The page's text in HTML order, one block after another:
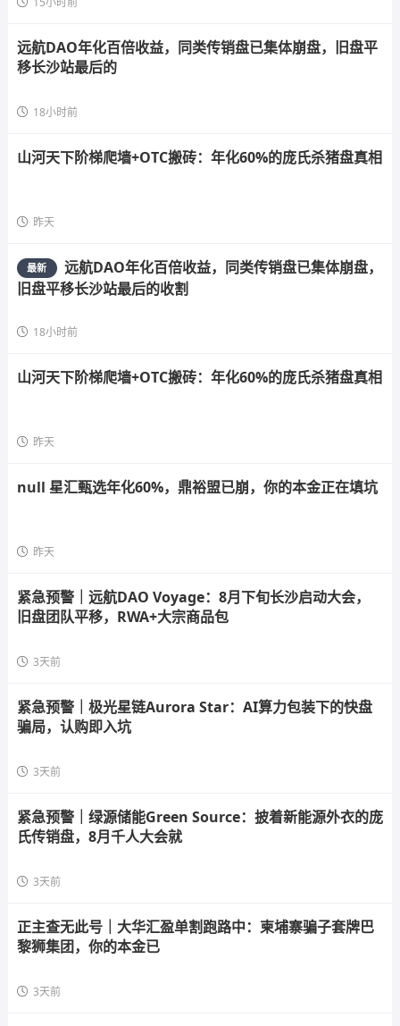
远航DAO年化百倍收益，同类传销盘已集体崩盘，旧盘平
移长沙站最后的
18小时前
山河天下阶梯爬墙+OTC搬砖：年化60%的庞氏杀猪盘真相
昨天
最新
远航DAO年化百倍收益，同类传销盘已集体崩盘，
旧盘平移长沙站最后的收割
18小时前
山河天下阶梯爬墙+OTC搬砖：年化60%的庞氏杀猪盘真相
昨天
null 星汇甄选年化60%，鼎裕盟已崩，你的本金正在填坑
昨天
紧急预警｜远航DAO Voyage：8月下旬长沙启动大会，
旧盘团队平移，RWA+大宗商品包
3天前
紧急预警｜极光星链Aurora Star：AI算力包装下的快盘
骗局，认购即入坑
3天前
紧急预警｜绿源储能Green Source：披着新能源外衣的庞
氏传销盘，8月千人大会就
3天前
正主查无此号｜大华汇盈单割跑路中：柬埔寨骗子套牌巴
黎狮集团，你的本金已
3天前